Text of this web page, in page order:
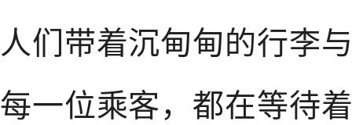
人们带着沉甸甸的行李
每一位乘客，都在等待